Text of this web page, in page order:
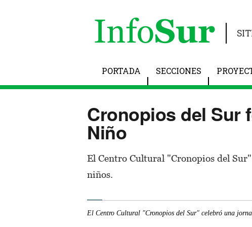
PORTADA SECCIONES
Cronopios del Sur
Niño
El Centro Cultural "Cronopios del
niños.
El Centro Cultural "Cronopios del Sur" celebró una